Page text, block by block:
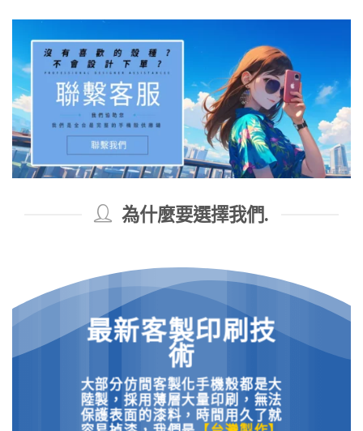
為什麼要選擇我們.
最新客製印刷技
術
大部分仿間客製化手機殼都是大
陸製，採用薄層大量印刷，無法
保護表面的漆料，時間用久了就